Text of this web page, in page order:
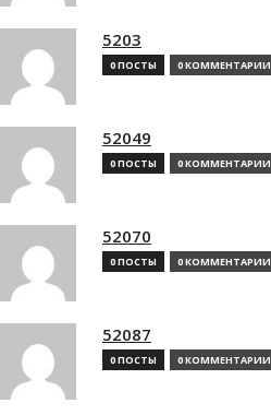
5203
0 ПОСТЫ 0 КОММЕНТАРИИ
52049
0 ПОСТЫ 0 КОММЕНТАРИИ
52070
0 ПОСТЫ 0 КОММЕНТАРИИ
52087
0 ПОСТЫ 0 КОММЕНТАРИИ